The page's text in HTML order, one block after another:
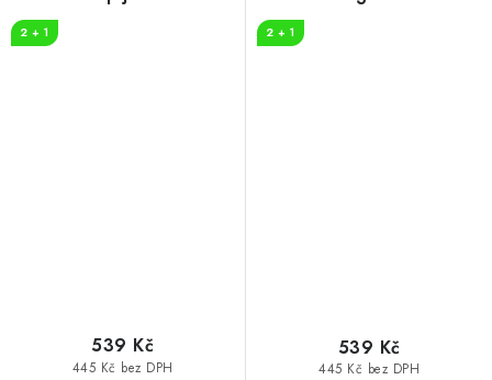
2 + 1
445 Kč bez DPH
539 Kč
2 + 1
445 Kč bez DPH
539 Kč